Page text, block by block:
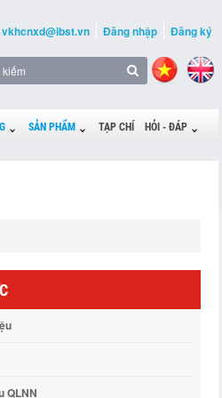
vkhcnxd@ibst.vn Đăng nhập Đăng ký
SẢN PHẨM TẠP CHÍ HỎI - ĐÁP
QLNN